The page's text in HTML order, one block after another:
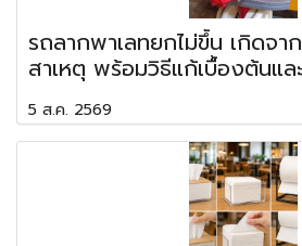
รถลากพาเลทยกไม่ขึ้น เกิดจา
สาเหตุ พร้อมวิธีแก้เบื้องต้นแ
5 ส.ค. 2569